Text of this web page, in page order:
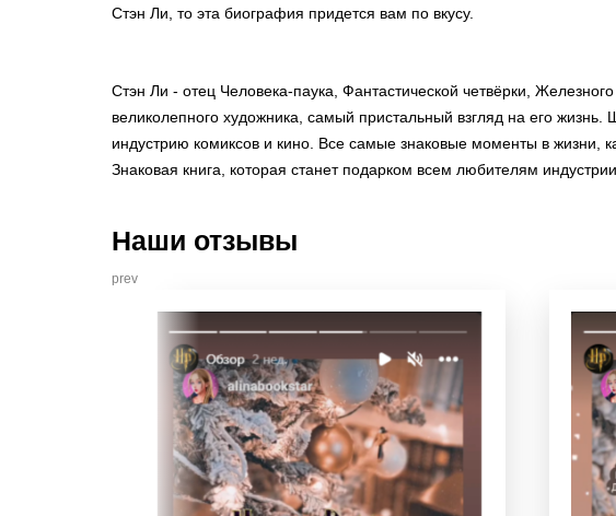
Стэн Ли, то эта биография придется вам по вкусу.
Стэн Ли - отец Человека-паука, Фантастической четвёрки,
великолепного художника, самый пристальный взгляд на его
индустрию комиксов и кино. Все самые знаковые моменты в жизни,
Знаковая книга, которая станет подарком всем любителям
Наши отзывы
prev